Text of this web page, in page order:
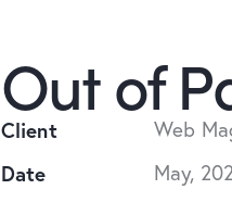
Out of
Client Web
Date May,